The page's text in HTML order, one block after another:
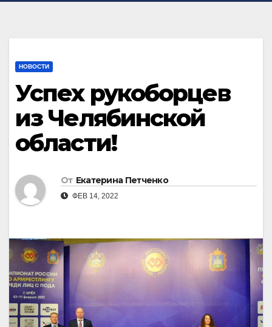
НОВОСТИ
Успех рукоборцев
из Челябинской
области!
От Екатерина Петченко
ФЕВ 14, 2022